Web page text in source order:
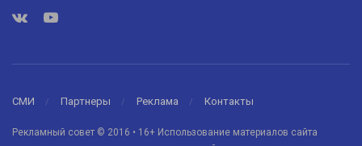
СМИ Партнеры Реклама Контакты
Рекламный совет © 2016 • 16+ Использование материалов сайта